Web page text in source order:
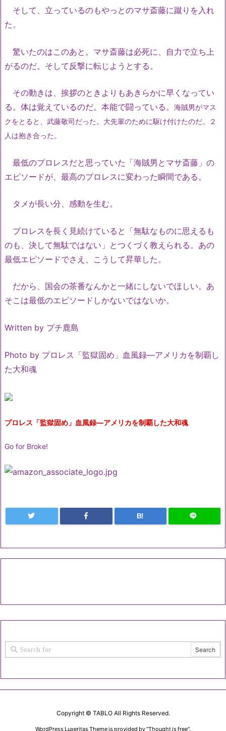
そして、立っているのもやっとのマサ斎藤に蹴りを入れ
た。
驚いたのはこのあと。マサ斎藤は必死に、自力で立ち上
がるのだ。そして反撃に転じようとする。
その動きは、挨拶のときよりもあきらかに早くなってい
る。体は覚えているのだ。本能で闘っている。 海賊男がマス
クをとると、武藤敬司だった。大先輩のために駆け付けたのだ。２
人は抱き合った。
最低のプロレスだと思っていた「海賊男とマサ斎藤」の
エピソードが、最高のプロレスに変わった瞬間である。
タメが長い分、感動を生む。
プロレスを長く見続けていると「無駄なものに思えるも
のも、決して無駄ではない」とつくづく教えられる。あの
最低エピソードでさえ、こうして昇華した。
だから、国会の茶番なんかと一緒にしないでほしい。あ
そこは最低のエピソードしかないではないか。
Written by プチ鹿島
Photo by プロレス「監獄固め」血風録―アメリカを制覇し
た大和魂
プロレス「監獄固め」血風録―アメリカを制覇した大和魂
Go for Broke!
B!
Copyright © TABLOAll Rights Reserved.
WordPress Luxeritas Theme is provided by "Thought is free".